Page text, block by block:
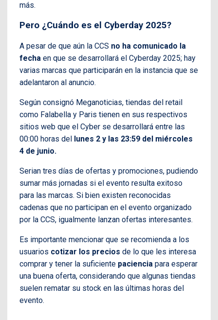
más.
Pero ¿Cuándo es el Cyberday 2025?
A pesar de que aún la CCS no ha comunicado la
fecha en que se desarrollará el Cyberday 2025; hay
varias marcas que participarán en la instancia que se
adelantaron al anuncio.
Según consignó Meganoticias, tiendas del retail
como Falabella y Paris tienen en sus respectivos
sitios web que el Cyber se desarrollará entre las
00:00 horas del lunes 2 y las 23:59 del miércoles
4 de junio.
Serian tres días de ofertas y promociones, pudiendo
sumar más jornadas si el evento resulta exitoso
para las marcas. Si bien existen reconocidas
cadenas que no participan en el evento organizado
por la CCS, igualmente lanzan ofertas interesantes.
Es importante mencionar que se recomienda a los
usuarios cotizar los precios de lo que les interesa
comprar y tener la suficiente paciencia para esperar
una buena oferta, considerando que algunas tiendas
suelen rematar su stock en las últimas horas del
evento.